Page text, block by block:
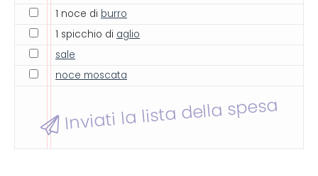
1 noce di burro
1 spicchio di aglio
sale
noce moscata
Inviati la lista della spesa